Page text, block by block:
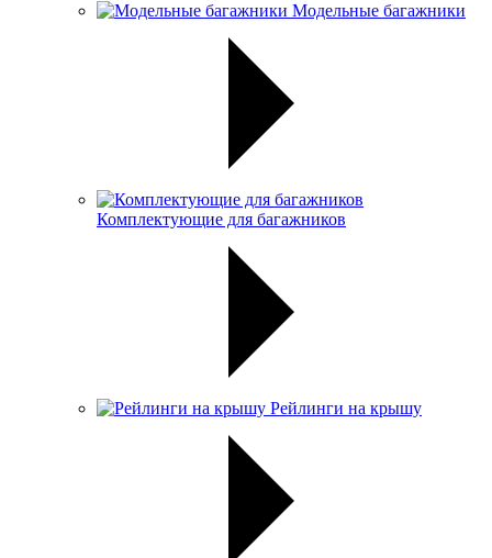
Модельные багажники
Комплектующие для багажников
Рейлинги на крышу